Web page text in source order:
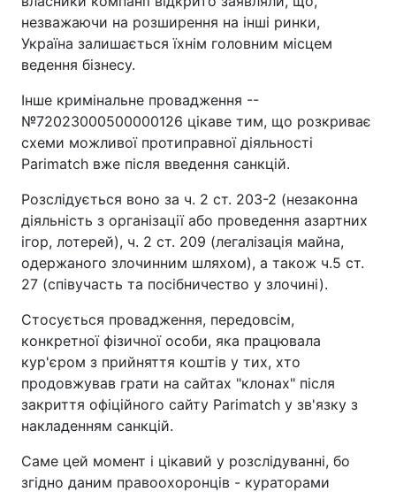
незважаючи на розширення на інші ринки,
Україна залишається їхнім головним місцем
ведення бізнесу.
Інше кримінальне провадження --
№72023000500000126 цікаве тим, що розкриває
схеми можливої протиправної діяльності
Parimatch вже після введення санкцій.
Розслідується воно за ч. 2 ст. 203-2 (незаконна
діяльність з організації або проведення азартних
ігор, лотерей), ч. 2 ст. 209 (легалізація майна,
одержаного злочинним шляхом), а також ч.5 ст.
27 (співучасть та посібничество у злочині).
Стосується провадження, передовсім,
конкретної фізичної особи, яка працювала
кур'єром з прийняття коштів у тих, хто
продовжував грати на сайтах "клонах" після
закриття офіційного сайту Parimatch у зв'язку з
накладенням санкцій.
Саме цей момент і цікавий у розслідуванні, бо
згідно даним правоохоронців - кураторами